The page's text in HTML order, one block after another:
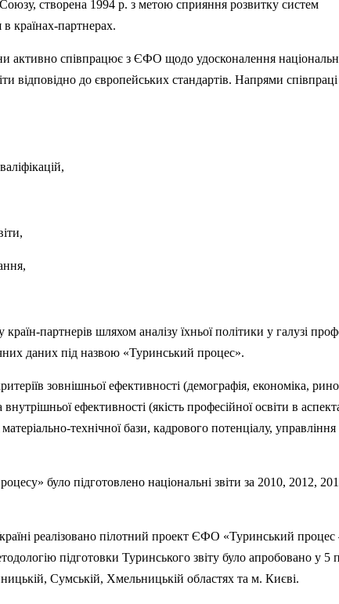
створена 1994 р. з метою сприяння розвитку систем
в країнах-партнерах.
активно співпрацює з ЄФО щодо удосконалення
відповідно до європейських стандартів. Напрями співпраці
партнерів шляхом аналізу їхньої політики у галузі
даних під назвою «Туринський процес».
зовнішньої ефективності (демографія, економіка,
ефективності (якість професійної освіти в
технічної бази, кадрового потенціалу, управління
було підготовлено національні звіти за 2010, 2012,
реалізовано пілотний проект ЄФО «Туринський процес
підготовки Туринського звіту було апробовано у 5
Сумській, Хмельницькій областях та м. Києві.